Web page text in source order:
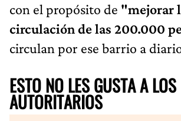
con el propósito de "mejorar
circulación de las 200.000
circulan por ese barrio a
ESTO NO LES GUSTA A LOS
AUTORITARIOS